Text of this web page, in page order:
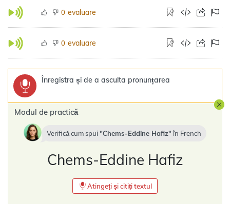
0 evaluare
0 evaluare
Înregistra și de a asculta pronunțarea
Modul de practică
Verifică cum spui Chems-Eddine Hafiz în French
Chems-Eddine Hafiz
Atingeți și citiți textul